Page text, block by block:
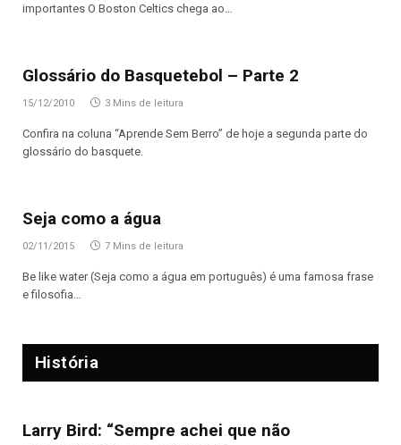
importantes O Boston Celtics chega ao…
Glossário do Basquetebol – Parte 2
15/12/2010 3 Mins de leitura
Confira na coluna “Aprende Sem Berro” de hoje a segunda parte do
glossário do basquete.
Seja como a água
02/11/2015 7 Mins de leitura
Be like water (Seja como a água em português) é uma famosa frase
e filosofia…
História
Larry Bird: “Sempre achei que não